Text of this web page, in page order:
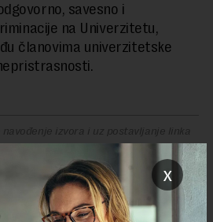
savesno i
na Univerzitetu,
članovima univerzitetske
izvora i uz postavljanje linka
x